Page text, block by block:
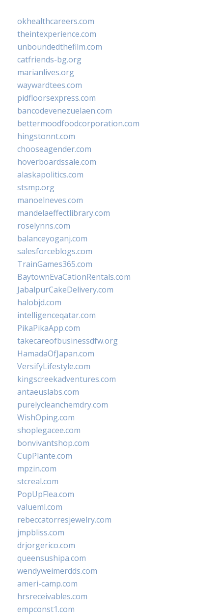
okhealthcareers.com
theintexperience.com
unboundedthefilm.com
catfriends-bg.org
marianlives.org
waywardtees.com
pidfloorsexpress.com
bancodevenezuelaen.com
bettermoodfoodcorporation.com
hingstonnt.com
chooseagender.com
hoverboardssale.com
alaskapolitics.com
stsmp.org
manoelneves.com
mandelaeffectlibrary.com
roselynns.com
balanceyoganj.com
salesforceblogs.com
TrainGames365.com
BaytownEvaCationRentals.com
JabalpurCakeDelivery.com
halobjd.com
intelligenceqatar.com
PikaPikaApp.com
takecareofbusinessdfw.org
HamadaOfJapan.com
VersifyLifestyle.com
kingscreekadventures.com
antaeuslabs.com
purelycleanchemdry.com
WishOping.com
shoplegacee.com
bonvivantshop.com
CupPlante.com
mpzin.com
stcreal.com
PopUpFlea.com
valueml.com
rebeccatorresjewelry.com
jmpbliss.com
drjorgerico.com
queensushipa.com
wendyweimerdds.com
ameri-camp.com
hrsreceivables.com
empconst1.com